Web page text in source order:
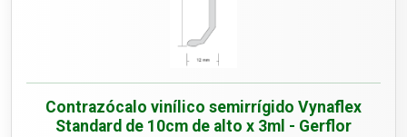
Contrazócalo vinílico semirrígido Vynaflex
Standard de 10cm de alto x 3ml - Gerflor